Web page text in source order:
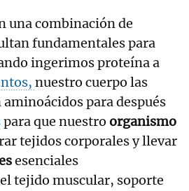
una combinación de
fundamentales para
ingerimos proteína a
nuestro cuerpo las
para después
para que nuestro organismo
tejidos corporales y llevar
esenciales
tejido muscular, soporte